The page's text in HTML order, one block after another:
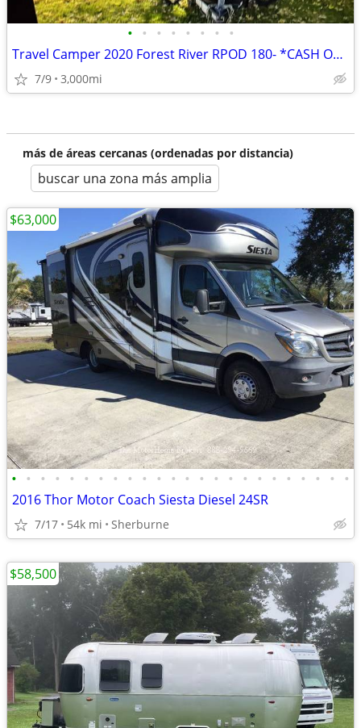
• • • • • • • •
Travel Camper 2020 Forest River RPOD 180- *CASH ONLY- $ 8,500.00 OBO
7/9 3,000mi
más de áreas cercanas (ordenadas por distancia)
buscar una zona más amplia
• • • • • • • • • • • • • • • • • • • • • • • •
2016 Thor Motor Coach Siesta Diesel 24SR
7/17 54k mi Sherburne
$63,000
$58,500